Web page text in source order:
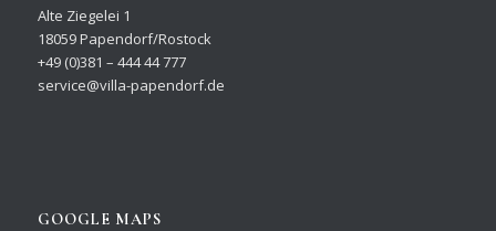
Alte Ziegelei 1
18059 Papendorf/Rostock
+49 (0)381 – 444 44 777
service@villa-papendorf.de
GOOGLE MAPS